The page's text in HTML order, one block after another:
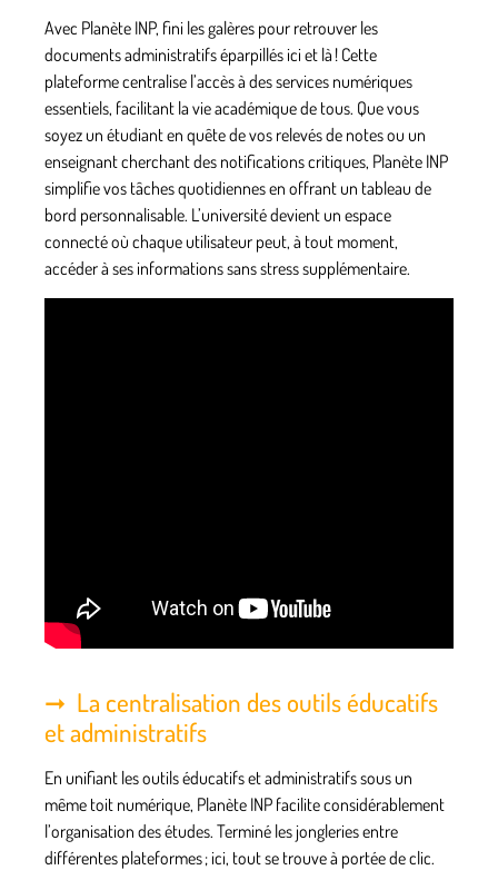
Avec Planète INP, fini les galères pour retrouver les
documents administratifs éparpillés ici et là ! Cette
plateforme centralise l’accès à des services numériques
essentiels, facilitant la vie académique de tous. Que vous
soyez un étudiant en quête de vos relevés de notes ou un
enseignant cherchant des notifications critiques, Planète INP
simplifie vos tâches quotidiennesen offrant un tableau de
bord personnalisable. L’université devient un espace
connecté où chaque utilisateur peut, à tout moment,
accéder à ses informations sans stress supplémentaire.
La centralisation des outils éducatifs
et administratifs
En unifiant les outils éducatifs et administratifs sous un
même toit numérique, Planète INP facilite considérablement
l’organisation des études. Terminé les jongleries entre
différentes plateformes ; ici, tout se trouve à portée de clic.